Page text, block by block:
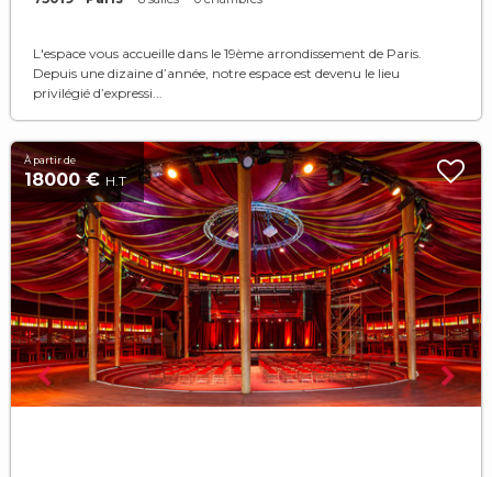
L'espace vous accueille dans le 19ème arrondissement de Paris.
Depuis une dizaine d’année, notre espace est devenu le lieu
privilégié d’expressi...
À partir de
18000 € H.T